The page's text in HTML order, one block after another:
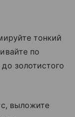
тонкий
по
золотистого
выложите